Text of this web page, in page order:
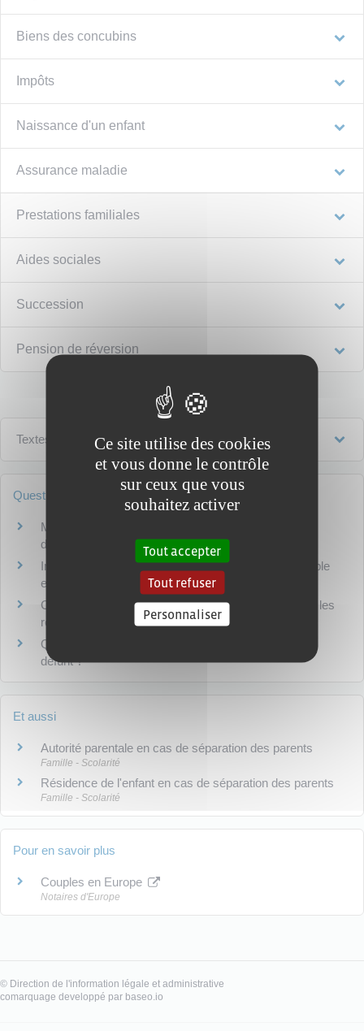
Biens des concubins
Impôts
Naissance d'un enfant
Assurance maladie
Prestations familiales
Aides sociales
Succession
Pension de réversion
Textes de référence
Questions ? Réponses !
Mariage, Pacs ou concubinage (union libre) : quelles
différences ?
Impôt sur le revenu - Quelle déclaration pour un couple
en concubinage ?
Concubins locataires de leur logement : quelles sont les
règles ?
Quels sont les droits du conjoint sur le logement du
défunt ?
Et aussi
Autorité parentale en cas de séparation des parents
Famille - Scolarité
Résidence de l'enfant en cas de séparation des parents
Famille - Scolarité
Pour en savoir plus
Couples en Europe
Notaires d'Europe
© Direction de l'information légale et administrative
comarquage developpé par baseo.io
Ce site utilise des cookies
et vous donne le contrôle
sur ceux que vous
souhaitez activer
Tout accepter
Tout refuser
Personnaliser